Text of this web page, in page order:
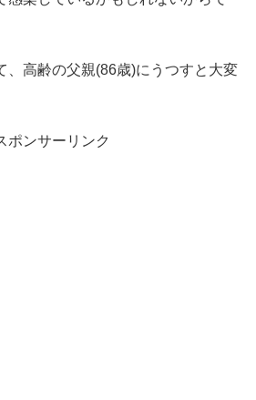
、高齢の父親(86歳)にうつすと大変
ポンサーリンク